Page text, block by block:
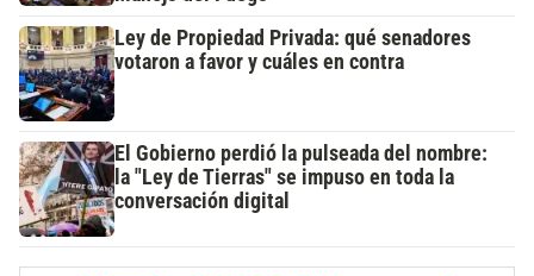
Ley de Propiedad Privada: qué senadores
votaron a favor y cuáles en contra
El Gobierno perdió la pulseada del nombre:
la "Ley de Tierras" se impuso en toda la
conversación digital